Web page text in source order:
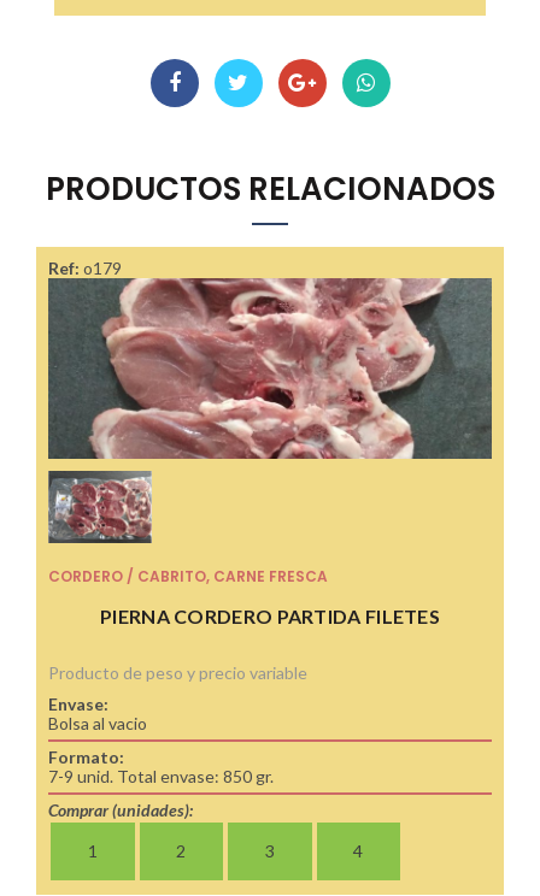
PRODUCTOS RELACIONADOS
Ref: o179
CORDERO / CABRITO, CARNE FRESCA
PIERNA CORDERO PARTIDA FILETES
Producto de peso y precio variable
Envase:
Bolsa al vacio
Formato:
7-9 unid. Total envase: 850 gr.
Comprar (unidades):
1
2 3 4